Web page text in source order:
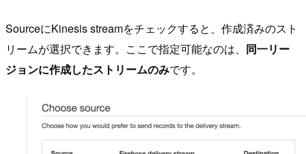
SourceにKinesis streamをチェックすると、作成済みのスト
リームが選択できます。ここで指定可能なのは、 同一リー
ジョンに作成したストリームのみです。